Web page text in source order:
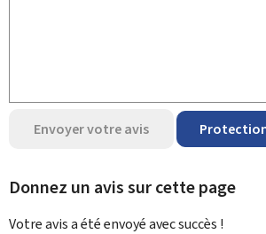
Envoyer votre avis
Donnez un avis sur cette page
Votre avis a été envoyé avecsuccès !